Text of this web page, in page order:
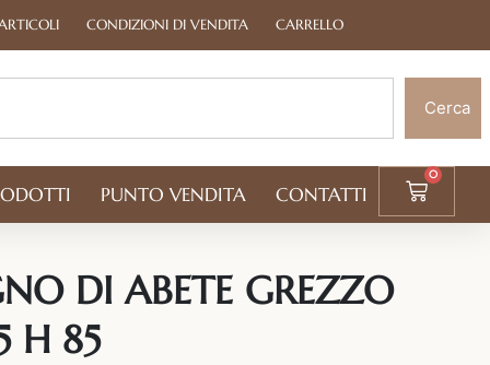
CONDIZIONI DI VENDITA CARRELLO
Cerca
PUNTO VENDITA CONTATTI
0
DI ABETE GREZZO
H 85